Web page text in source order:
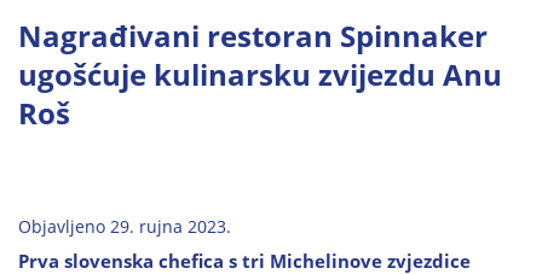
Nagrađivani restoran Spinnaker
ugošćuje kulinarsku zvijezdu Anu
Roš
Objavljeno 29. rujna 2023.
Prva slovenska chefica s tri Michelinove zvjezdice